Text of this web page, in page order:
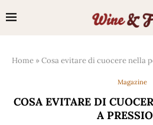
Home »Cosa evitare di cuocere nella
Magazine
COSA EVITARE DI
A